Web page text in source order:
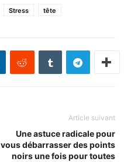
Stress tête
Article suivant
Une astuce radicale pour
vous débarrasser des points
noirs une fois pour toutes